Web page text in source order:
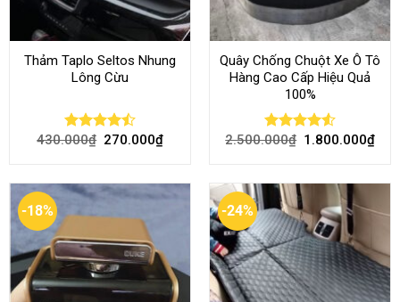
Thảm Taplo Seltos Nhung
Lông Cừu
Rated
430.000₫ 270.000₫
Quây Chống Chuột Xe Ô Tô
Hàng Cao Cấp Hiệu Quả
100%
Rated 4.51
2.500.000₫ 1.800.000₫
-18% -24%